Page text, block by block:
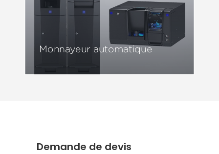
Monnayeur automatique
Demande de devis